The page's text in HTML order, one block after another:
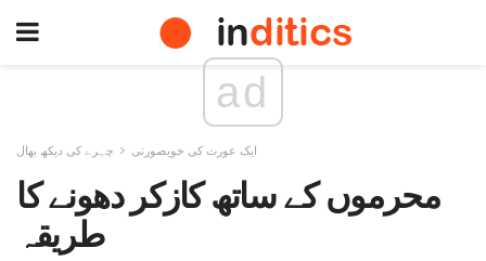
ad
ایک عورت کی خوبصورتی چہرے کی دیکھ بھال
محرموں کے ساتھ کازکر دھونے کا
طریقہ